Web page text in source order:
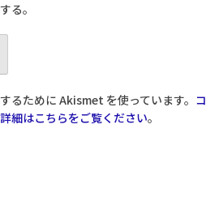
る。
るために Akismet を使っています。 コ
細はこちらをご覧ください。